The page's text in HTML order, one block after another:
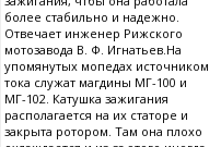
более стабильно и надежно.
Отвечает инженер Рижского
мотозавода В. Ф. Игнатьев.На
упомянутых мопедах источником
тока служат магдины МГ-100 и
МГ-102. Катушка зажигания
располагается на их статоре и
закрыта ротором. Там она плохо